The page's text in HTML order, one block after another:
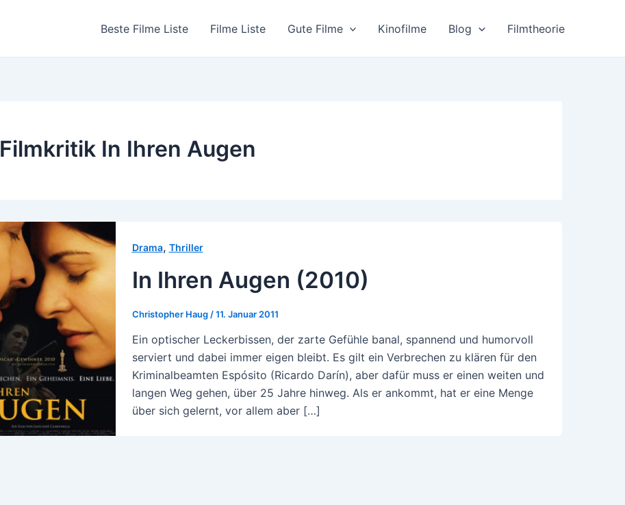
Beste Filme Liste Filme Liste Gute Filme Kinofilme Blog Filmtheorie
Filmkritik In Ihren Augen
Drama, Thriller
In Ihren Augen (2010)
Christopher Haug /11. Januar 2011
Ein optischer Leckerbissen, der zarte Gefühle banal, spannend und humorvoll
serviert und dabei immer eigen bleibt. Es gilt ein Verbrechen zu klären für den
Kriminalbeamten Espósito (Ricardo Darín), aber dafür muss er einen weiten und
langen Weg gehen, über 25 Jahre hinweg. Als er ankommt, hat er eine Menge
über sich gelernt, vor allem aber […]